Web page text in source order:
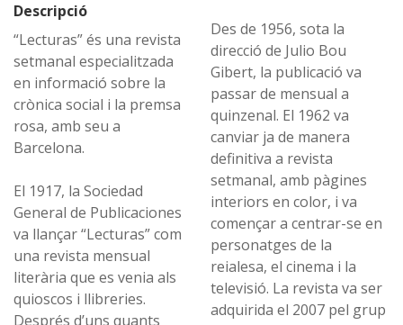
Descripció
“Lecturas” és una revista
setmanal especialitzada
en informació sobre la
crònica social i la premsa
rosa, amb seu a
Barcelona.
El 1917, la Sociedad
General de Publicaciones
va llançar “Lecturas” com
una revista mensual
literària que es venia als
quioscos i llibreries.
Després d’uns quants
Des de 1956, sota la
direcció de Julio Bou
Gibert, la publicació va
passar de mensual a
quinzenal. El 1962 va
canviar ja de manera
definitiva a revista
setmanal, amb pàgines
interiors en color, i va
començar a centrar-se en
personatges de la
reialesa, el cinema i la
televisió. La revista va ser
adquirida el 2007 pel grup